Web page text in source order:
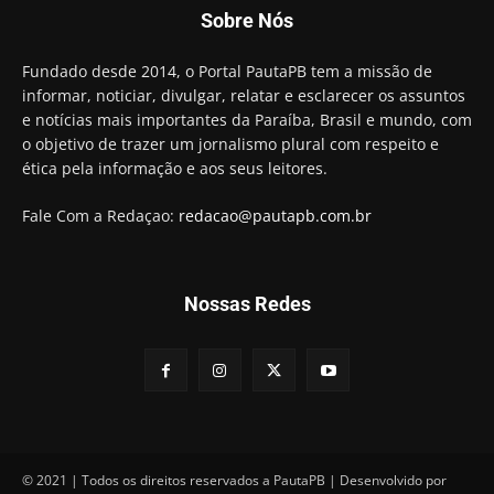
preso e faz vídeo na cadeia
Hugo Motta retira projeto que permitia bancos
"confiscar" dinheiro de clientes
01:49
Descaso da gestão Panta deixa crianças e
professoras 'ilhadas' em creche
00:16
Sobre Nós
Fundado desde 2014, o Portal PautaPB tem a missão de
informar, noticiar, divulgar, relatar e esclarecer os assuntos
e notícias mais importantes da Paraíba, Brasil e mundo, com
o objetivo de trazer um jornalismo plural com respeito e
ética pela informação e aos seus leitores.
Fale Com a Redaçao: redacao@pautapb.com.br
Nossas Redes
© 2021 | Todos os direitos reservados a PautaPB | Desenvolvido por